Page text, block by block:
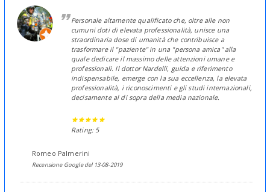
Personale altamente qualificato che, oltre alle non
cumuni doti di elevata professionalità, unisce una
straordinaria dose di umanità che contribuisce a
trasformare il "paziente" in una "persona amica" alla
quale dedicare il massimo delle attenzioni umane e
professionali. Il dottor Nardelli, guida e riferimento
indispensabile, emerge con la sua eccellenza, la elevata
professionalità, i riconoscimenti e gli studi internazionali,
decisamente al di sopra della media nazionale.
Rating: 5
Romeo Palmerini
Recensione Google del 13-08-2019